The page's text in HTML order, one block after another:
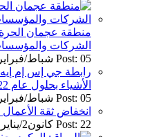
منطقة عجمان
الشركات
Post: 05 شباط/فبراير 2017
رابطة جي إس إم
الأشياء بحلول عام 2022
Post: 05 شباط/فبراير 2017
انخفاض ثقة
Post: 22 كانون2/يناير 2017